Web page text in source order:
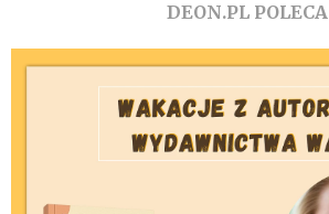
DEON.PL POLECA